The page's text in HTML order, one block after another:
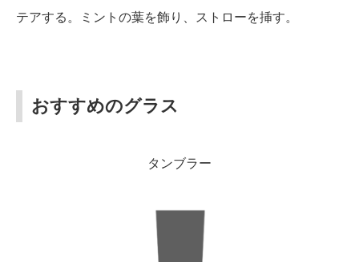
テアする。ミントの葉を飾り、ストローを挿す。
おすすめのグラス
タンブラー